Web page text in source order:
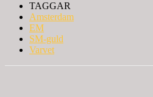
TAGGAR
Amsterdam
EM
SM-guld
Varvet